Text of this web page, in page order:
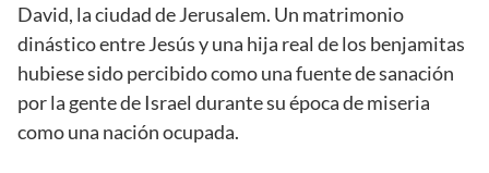
David, la ciudad de Jerusalem. Un matrimonio
dinástico entre Jesús y una hija real de los benjamitas
hubiese sido percibido como una fuente de sanación
por la gente de Israel durante su época de miseria
como una nación ocupada.